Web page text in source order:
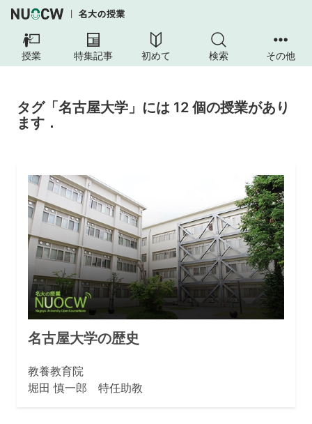
授業 特集記事 初めて 検索 その他
タグ「名古屋大学」には 12 個の授業があり
ます．
名古屋大学の歴史
教養教育院
堀田 慎一郎 特任助教